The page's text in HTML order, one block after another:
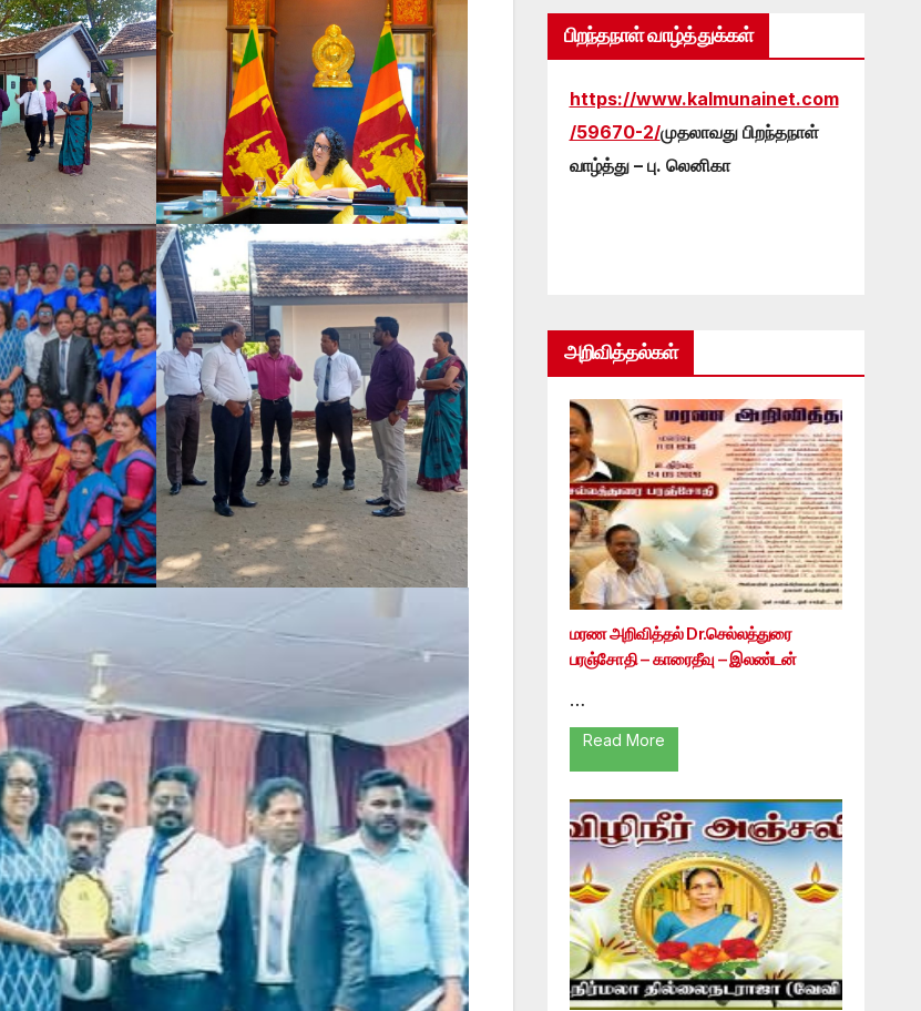
பிறந்தநாள் வாழ்த்துக்கள்
https://www.kalmunainet.com
/59670-2/முதலாவது பிறந்தநாள்
வாழ்த்து – பு. லெனிகா
அறிவித்தல்கள்
மரண அறிவித்தல் Dr.செல்லத்துரை
பரஞ்சோதி – காரைதீவு – இலண்டன்
…
Read More